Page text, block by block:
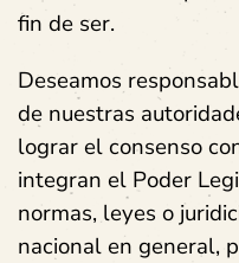
fin de ser.
Deseamos
de nuestras
lograr el consenso
integran el Poder
normas, leyes o
nacional en general,